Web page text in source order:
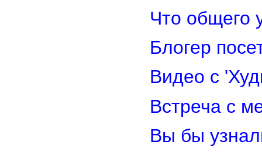
Что общего
Блогер
Видео с
Встреча с
Вы бы